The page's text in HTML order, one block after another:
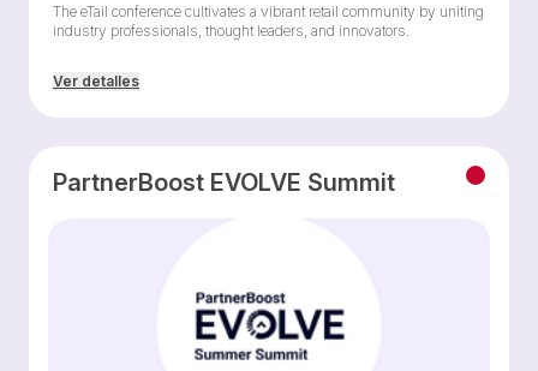
The eTail conference cultivates a vibrant retail community by uniting
industry professionals, thought leaders, and innovators.
Ver detalles
PartnerBoost EVOLVE Summit